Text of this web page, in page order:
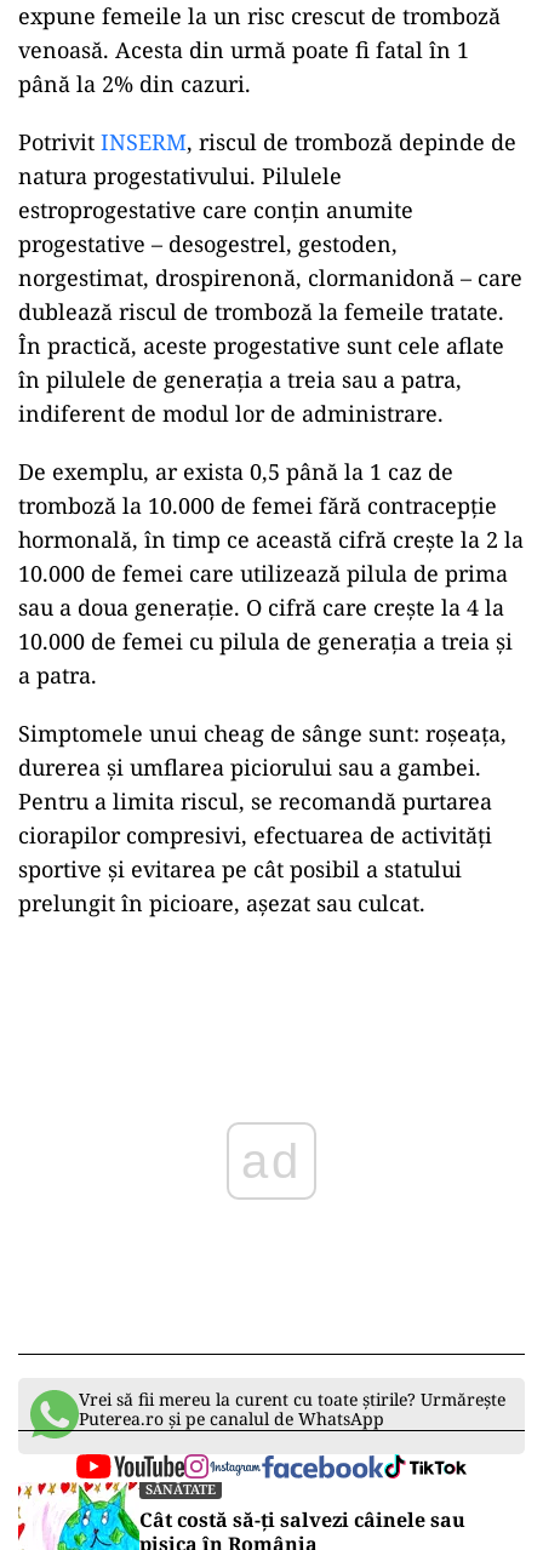
expune femeile la un risc crescut de tromboză
venoasă. Acesta din urmă poate fi fatal în 1
până la 2% din cazuri.
Potrivit INSERM, riscul de tromboză depinde de
natura progestativului. Pilulele
estroprogestative care conțin anumite
progestative – desogestrel, gestoden,
norgestimat, drospirenonă, clormanidonă – care
dublează riscul de tromboză la femeile tratate.
În practică, aceste progestative sunt cele aflate
în pilulele de generația a treia sau a patra,
indiferent de modul lor de administrare.
De exemplu, ar exista 0,5 până la 1 caz de
tromboză la 10.000 de femei fără contracepție
hormonală, în timp ce această cifră crește la 2 la
10.000 de femei care utilizează pilula de prima
sau a doua generație. O cifră care crește la 4 la
10.000 de femei cu pilula de generația a treia și
a patra.
Simptomele unui cheag de sânge sunt: roșeața,
durerea și umflarea piciorului sau a gambei.
Pentru a limita riscul, se recomandă purtarea
ciorapilor compresivi, efectuarea de activități
sportive și evitarea pe cât posibil a statului
prelungit în picioare, așezat sau culcat.
ad
Vrei să fii mereu la curent cu toate știrile? Urmărește
Puterea.ro și pe canalul de WhatsApp
SĂNĂTATE
Cât costă să-ți salvezi câinele sau
pisica în România